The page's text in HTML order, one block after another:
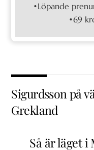
•Löpande
•69
Sigurdsson på
Grekland
Så är läget